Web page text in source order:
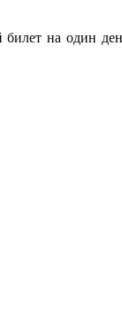
билет на один